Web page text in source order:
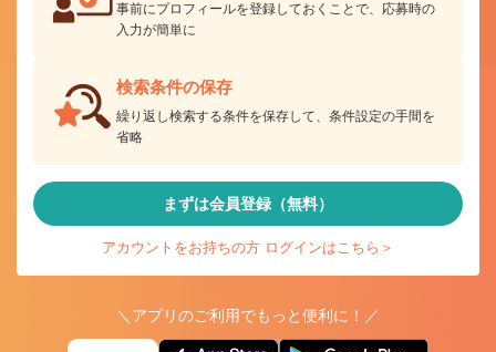
事前にプロフィールを登録しておくことで、応募時の
入力が簡単に
検索条件の保存
繰り返し検索する条件を保存して、条件設定の手間を
省略
まずは会員登録（無料）
アカウントをお持ちの方 ログインはこちら＞
＼アプリのご利用でもっと便利に！／